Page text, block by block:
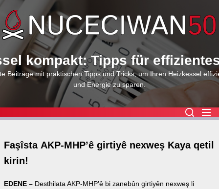
to
the
content
kompakt: Tipps für
Beiträge mit praktischen Tipps und Tricks, um Ihren Heizkessel
und Energie zu sparen.
Faşîsta AKP-MHP’ê girtiyê nexweş Kaya qetil
kirin!
EDENE – Desthilata AKP-MHP’ê bi zanebûn girtiyên nexweş li